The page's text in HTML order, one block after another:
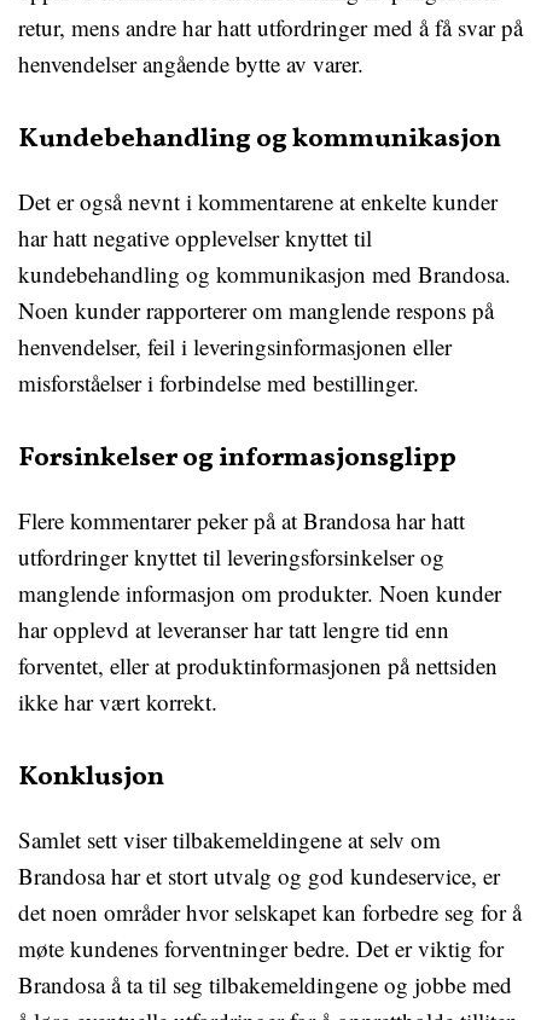
retur, mens andre har hatt utfordringer med å få svar på
henvendelser angående bytte av varer.
Kundebehandling og kommunikasjon
Det er også nevnt i kommentarene at enkelte kunder
har hatt negative opplevelser knyttet til
kundebehandling og kommunikasjon med Brandosa.
Noen kunder rapporterer om manglende respons på
henvendelser, feil i leveringsinformasjonen eller
misforståelser i forbindelse med bestillinger.
Forsinkelser og informasjonsglipp
Flere kommentarer peker på at Brandosa har hatt
utfordringer knyttet til leveringsforsinkelser og
manglende informasjon om produkter. Noen kunder
har opplevd at leveranser har tatt lengre tid enn
forventet, eller at produktinformasjonen på nettsiden
ikke har vært korrekt.
Konklusjon
Samlet sett viser tilbakemeldingene at selv om
Brandosa har et stort utvalg og god kundeservice, er
det noen områder hvor selskapet kan forbedre seg for å
møte kundenes forventninger bedre. Det er viktig for
Brandosa å ta til seg tilbakemeldingene og jobbe med